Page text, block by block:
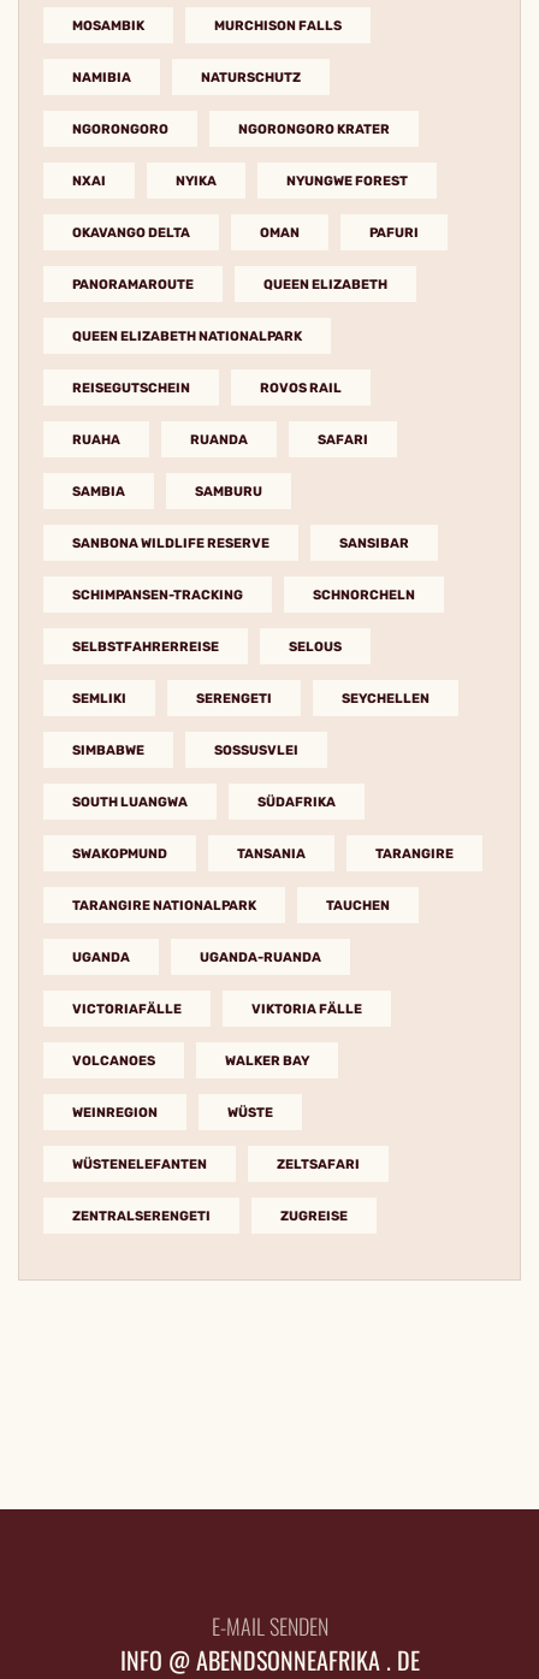
MOSAMBIK MURCHISON FALLS
NAMIBIA NATURSCHUTZ
NGORONGORO NGORONGORO KRATER
NXAI NYIKA NYUNGWE FOREST
OKAVANGO DELTA OMAN PAFURI
PANORAMAROUTE QUEEN ELIZABETH
QUEEN ELIZABETH NATIONALPARK
REISEGUTSCHEIN ROVOS RAIL
RUAHA RUANDA SAFARI
SAMBIA SAMBURU
SANBONA WILDLIFE RESERVE SANSIBAR
SCHIMPANSEN-TRACKING SCHNORCHELN
SELBSTFAHRERREISE SELOUS
SEMLIKI SERENGETI SEYCHELLEN
SIMBABWE SOSSUSVLEI
SOUTH LUANGWA SÜDAFRIKA
SWAKOPMUND TANSANIA TARANGIRE
TARANGIRE NATIONALPARK TAUCHEN
UGANDA UGANDA-RUANDA
VICTORIAFÄLLE VIKTORIA FÄLLE
VOLCANOES WALKER BAY
WEINREGION WÜSTE
WÜSTENELEFANTEN ZELTSAFARI
ZENTRALSERENGETI ZUGREISE
E-MAIL SENDEN
INFO @ ABENDSONNEAFRIKA . DE